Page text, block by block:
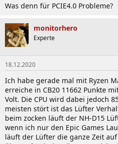
:
Was denn für PCIE4.0 Probleme?
monitorhero
Experte
18.12.2020
Ich habe gerade mal mit Ryzen
erreiche in CB20 11662 Punkte
Volt. Die CPU wird dabei jedoch
meisten stört ist das Lüfter
beim zocken läuft der NH-D15
wenn ich nur den Epic Games
läuft der Lüfter die ganze Zeit